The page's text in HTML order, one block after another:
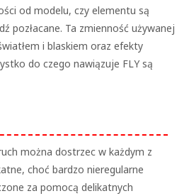
od modelu, czy elementu są
pozłacane. Ta zmienność używanej
i blaskiem oraz efekty
do czego nawiązuje FLY są
można dostrzec w każdym z
choć bardzo nieregularne
za pomocą delikatnych